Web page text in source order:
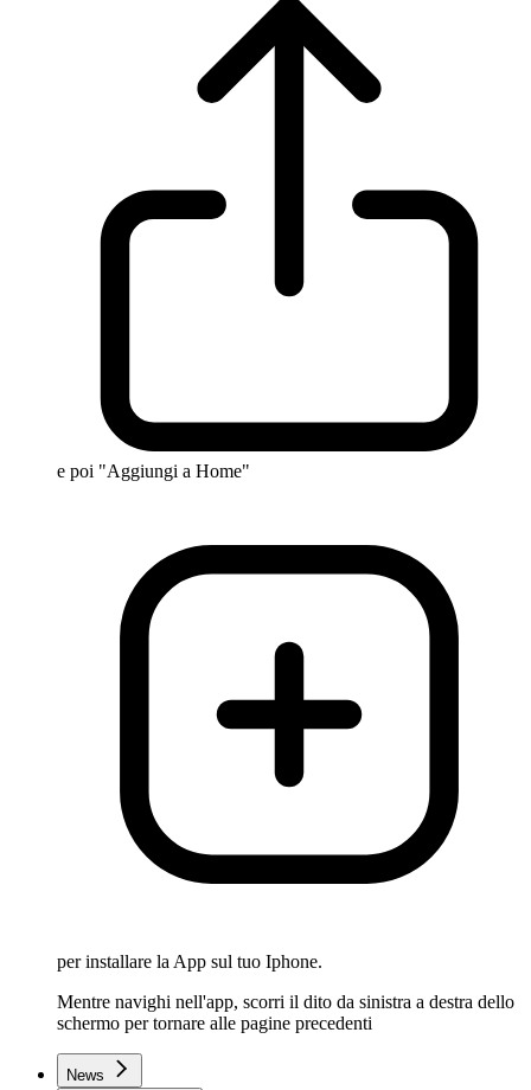
e poi "Aggiungi a Home"
per installare la App sul tuo Iphone.
Mentre navighi nell'app, scorri il dito da sinistra a destra dello
schermo per tornare alle pagine precedenti
News